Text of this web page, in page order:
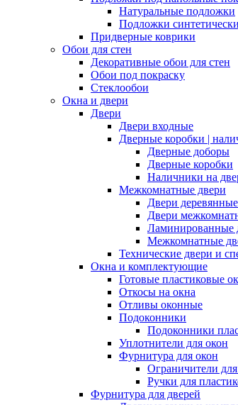
Натуральные подложки
Подложки
Придверные коврики
Обои для стен
Декоративные обои для стен
Обои под покраску
Стеклообои
Окна и двери
Двери
Двери входные
Дверные коробки |
Дверные доборы
Дверные коробки
Наличники на
Межкомнатные двери
Двери
Двери
Ламинированные
Межкомнатные
Технические двери и
Окна и комплектующие
Готовые пластиковые
Откосы на окна
Отливы оконные
Подоконники
Подоконники
Уплотнители для окон
Фурнитура для окон
Ограничители
Ручки для
Фурнитура для дверей